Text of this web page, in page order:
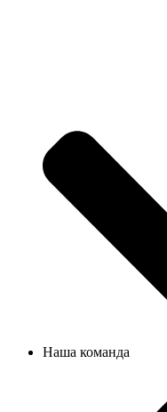
Наша команда